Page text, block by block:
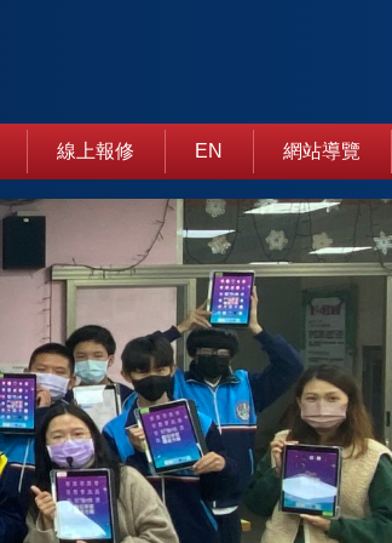
線上報修 EN 網站導覽